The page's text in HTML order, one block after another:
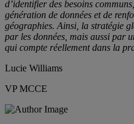
d’identifier des besoins
génération de données et de
géographies. Ainsi, la stratégie
par les données, mais aussi par
qui compte réellement dans la
Lucie Williams
VP MCCE